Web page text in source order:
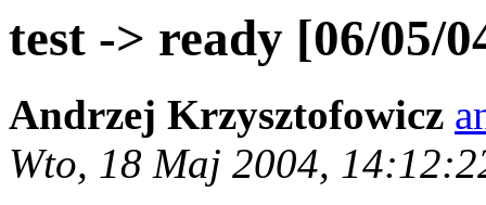
test -> ready [06/05/
Andrzej Krzysztofowicz
Wto, 18 Maj 2004,